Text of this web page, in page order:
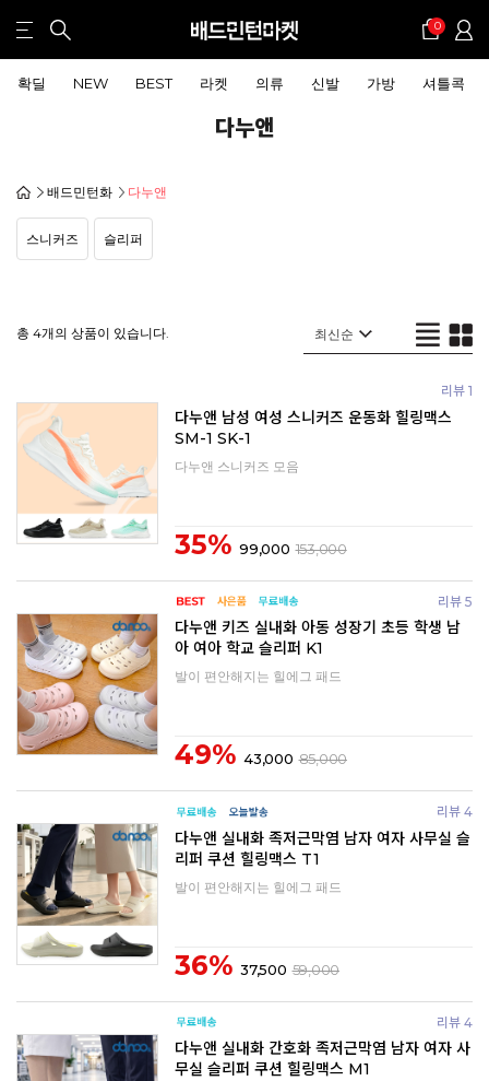
0
확딜 NEW BEST 라켓 의류 신발 가방 셔틀콕
다누앤
배드민턴화 다누앤
스니커즈 슬리퍼
총 4개의 상품이 있습니다.
리뷰 1
다누앤 남성 여성 스니커즈 운동화 힐링맥스
SM-1 SK-1
다누앤 스니커즈 모음
35% 99,000 153,000
리뷰 5
다누앤 키즈 실내화 아동 성장기 초등 학생 남
아 여아 학교 슬리퍼 K1
발이 편안해지는 힐에그 패드
49% 43,000 85,000
리뷰 4
다누앤 실내화 족저근막염 남자 여자 사무실 슬
리퍼 쿠션 힐링맥스 T1
발이 편안해지는 힐에그 패드
36% 37,500 59,000
리뷰 4
다누앤 실내화 간호화 족저근막염 남자 여자 사
무실 슬리퍼 쿠션 힐링맥스 M1